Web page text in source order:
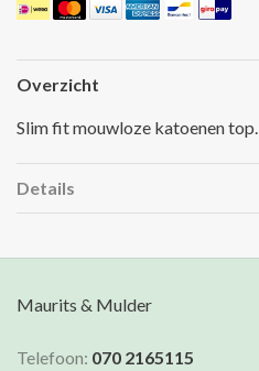
Overzicht
Slim fit mouwloze katoenen top.
Details
Maurits & Mulder
Telefoon: 070 2165115